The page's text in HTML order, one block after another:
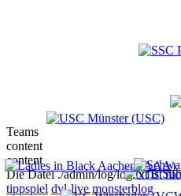
Teams
content
content
Die Datei ./admin/log/log.txt ist
tippspiel dvl-live monsterblog